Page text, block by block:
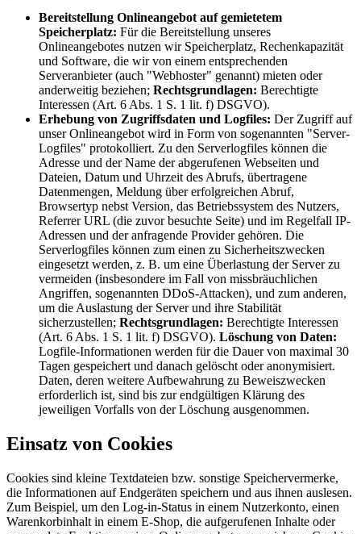
Bereitstellung Onlineangebot auf gemietetem
Speicherplatz: Für die Bereitstellung unseres
Onlineangebotes nutzen wir Speicherplatz, Rechenkapazität
und Software, die wir von einem entsprechenden
Serveranbieter (auch "Webhoster" genannt) mieten oder
anderweitig beziehen; Rechtsgrundlagen: Berechtigte
Interessen (Art. 6 Abs. 1 S. 1 lit. f) DSGVO).
Erhebung von Zugriffsdaten und Logfiles: Der Zugriff auf
unser Onlineangebot wird in Form von sogenannten "Server-
Logfiles" protokolliert. Zu den Serverlogfiles können die
Adresse und der Name der abgerufenen Webseiten und
Dateien, Datum und Uhrzeit des Abrufs, übertragene
Datenmengen, Meldung über erfolgreichen Abruf,
Browsertyp nebst Version, das Betriebssystem des Nutzers,
Referrer URL (die zuvor besuchte Seite) und im Regelfall IP-
Adressen und der anfragende Provider gehören. Die
Serverlogfiles können zum einen zu Sicherheitszwecken
eingesetzt werden, z. B. um eine Überlastung der Server zu
vermeiden (insbesondere im Fall von missbräuchlichen
Angriffen, sogenannten DDoS-Attacken), und zum anderen,
um die Auslastung der Server und ihre Stabilität
sicherzustellen; Rechtsgrundlagen: Berechtigte Interessen
(Art. 6 Abs. 1 S. 1 lit. f) DSGVO). Löschung von Daten:
Logfile-Informationen werden für die Dauer von maximal 30
Tagen gespeichert und danach gelöscht oder anonymisiert.
Daten, deren weitere Aufbewahrung zu Beweiszwecken
erforderlich ist, sind bis zur endgültigen Klärung des
jeweiligen Vorfalls von der Löschung ausgenommen.
Einsatz von Cookies
Cookies sind kleine Textdateien bzw. sonstige Speichervermerke,
die Informationen auf Endgeräten speichern und aus ihnen auslesen.
Zum Beispiel, um den Log-in-Status in einem Nutzerkonto, einen
Warenkorbinhalt in einem E-Shop, die aufgerufenen Inhalte oder